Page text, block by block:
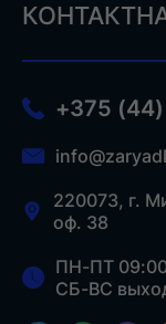
+375
220073, г.
оф. 38
ПН-ПТ
СБ-ВС